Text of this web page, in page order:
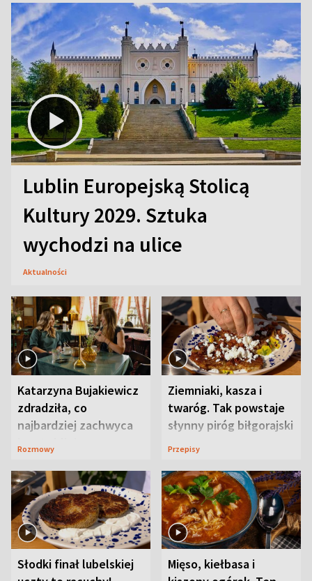
Lublin Europejską Stolicą
Kultury 2029. Sztuka
wychodzi na ulice
Aktualności
Katarzyna Bujakiewicz
zdradziła, co
najbardziej zachwyca
ją w Lublinie
Rozmowy
Ziemniaki, kasza i
twaróg. Tak powstaje
słynny piróg biłgorajski
Przepisy
Słodki finał lubelskiej
Mięso, kiełbasa i